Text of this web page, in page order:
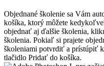
Objednané školenie sa Vám
košíka, ktorý môžete
objednať aj ďalšie školenia,
školenia. Pokiaľ si prajete
školeniami potvrdiť a prístúpiť
tlačidlo Pridať do košíka.